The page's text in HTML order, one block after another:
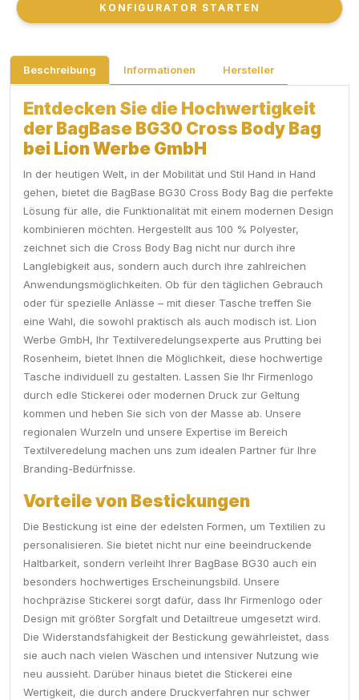
KONFIGURATOR STARTEN
KONFIGURATOR STARTEN
Beschreibung Informationen Hersteller
Entdecken Sie die Hochwertigkeit
der BagBase BG30 Cross Body Bag
bei Lion Werbe GmbH
In der heutigen Welt, in der Mobilität und Stil Hand in Hand
gehen, bietet die BagBase BG30 Cross Body Bag die perfekte
Lösung für alle, die Funktionalität mit einem modernen Design
kombinieren möchten. Hergestellt aus 100 % Polyester,
zeichnet sich die Cross Body Bag nicht nur durch ihre
Langlebigkeit aus, sondern auch durch ihre zahlreichen
Anwendungsmöglichkeiten. Ob für den täglichen Gebrauch
oder für spezielle Anlässe – mit dieser Tasche treffen Sie
eine Wahl, die sowohl praktisch als auch modisch ist. Lion
Werbe GmbH, Ihr Textilveredelungsexperte aus Prutting bei
Rosenheim, bietet Ihnen die Möglichkeit, diese hochwertige
Tasche individuell zu gestalten. Lassen Sie Ihr Firmenlogo
durch edle Stickerei oder modernen Druck zur Geltung
kommen und heben Sie sich von der Masse ab. Unsere
regionalen Wurzeln und unsere Expertise im Bereich
Textilveredelung machen uns zum idealen Partner für Ihre
Branding-Bedürfnisse.
Vorteile von Bestickungen
Die Bestickung ist eine der edelsten Formen, um Textilien zu
personalisieren. Sie bietet nicht nur eine beeindruckende
Haltbarkeit, sondern verleiht Ihrer BagBase BG30 auch ein
besonders hochwertiges Erscheinungsbild. Unsere
hochpräzise Stickerei sorgt dafür, dass Ihr Firmenlogo oder
Design mit größter Sorgfalt und Detailtreue umgesetzt wird.
Die Widerstandsfähigkeit der Bestickung gewährleistet, dass
sie auch nach vielen Wäschen und intensiver Nutzung wie
neu aussieht. Darüber hinaus bietet die Stickerei eine
Wertigkeit, die durch andere Druckverfahren nur schwer